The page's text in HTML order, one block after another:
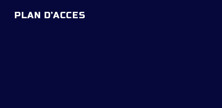
PLAN D’ACCES